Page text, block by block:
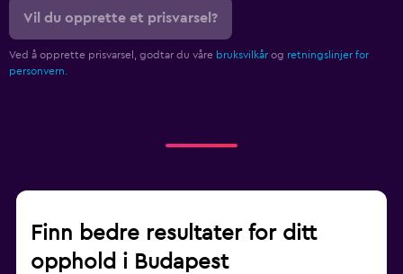
Vil du opprette et prisvarsel?
Ved å opprette prisvarsel, godtar du våre bruksvilkår og retningslinjer for
personvern.
Finn bedre resultater for ditt
opphold i Budapest